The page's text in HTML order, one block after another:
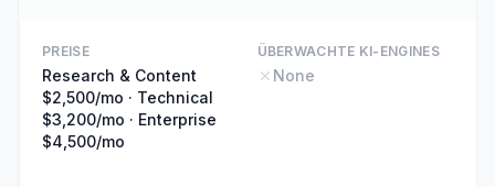
PREISE
Research & Content
$2,500/mo · Technical
$3,200/mo · Enterprise
$4,500/mo
ÜBERWACHTE KI-ENGINES
None